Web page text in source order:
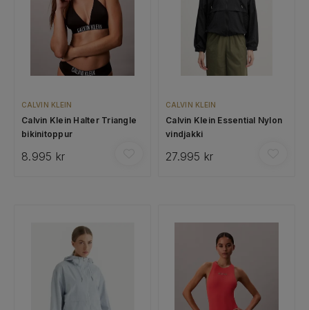
CALVIN KLEIN
Calvin Klein Halter Triangle
bikinitoppur
8.995 kr
CALVIN KLEIN
Calvin Klein Essential Nylon
vindjakki
27.995 kr